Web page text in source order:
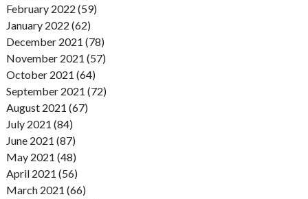
February 2022 (59)
January 2022 (62)
December 2021 (78)
November 2021 (57)
October 2021 (64)
September 2021 (72)
August 2021 (67)
July 2021 (84)
June 2021 (87)
May 2021 (48)
April 2021 (56)
March 2021 (66)